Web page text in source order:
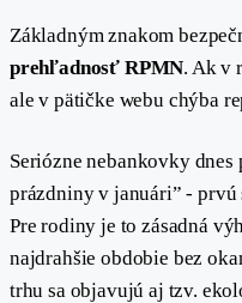
Základným znakom
prehľadnosť RPMN. Ak v
ale v pätičke webu chýba
Seriózne nebankovky
prázdniny v januári” -
Pre rodiny je to zásadná
najdrahšie obdobie bez
trhu sa objavujú aj tzv.